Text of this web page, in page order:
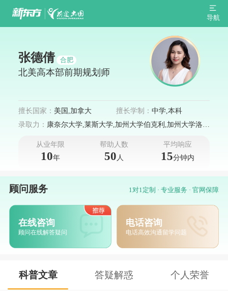
导航
张德倩 合肥
北美高本部前期规划师
擅长国家： 美国,加拿大 擅长学制： 中学,本科
录取力： 康奈尔大学,莱斯大学,加州大学伯克利,加州大学洛杉
从业年限
10年
帮助人数
50人
平均响应
15分钟内
顾问服务 1对1定制 · 专业服务 · 官网保障
在线咨询
顾问在线解答疑问
电话咨询
电话高效沟通留学问题
科普文章 答疑解惑 个人荣誉